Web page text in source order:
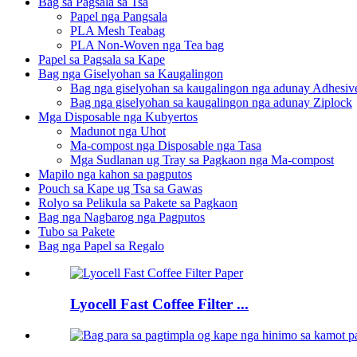
Papel nga Pangsala
PLA Mesh Teabag
PLA Non-Woven nga Tea bag
Papel sa Pagsala sa Kape
Bag nga Giselyohan sa Kaugalingon
Bag nga giselyohan sa kaugalingon nga adunay
Bag nga giselyohan sa kaugalingon nga adunay Ziplock
Mga Disposable nga Kubyertos
Madunot nga Uhot
Ma-compost nga Disposable nga Tasa
Mga Sudlanan ug Tray sa Pagkaon nga Ma-compost
Mapilo nga kahon sa pagputos
Pouch sa Kape ug Tsa sa Gawas
Rolyo sa Pelikula sa Pakete sa Pagkaon
Bag nga Nagbarog nga Pagputos
Tubo sa Pakete
Bag nga Papel sa Regalo
Lyocell Fast Coffee Filter ...